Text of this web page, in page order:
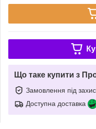
Що таке купити з
Замовлення під
Доступна доставка